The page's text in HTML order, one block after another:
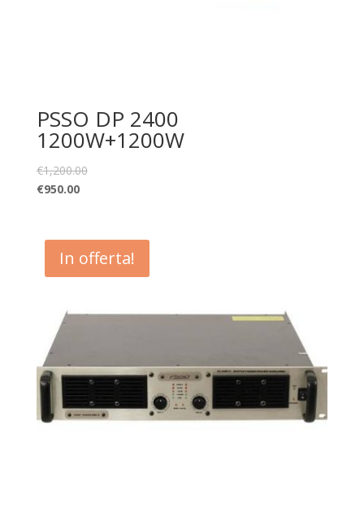
PSSO DP 2400
1200W+1200W
€1,200.00
€950.00
In offerta!